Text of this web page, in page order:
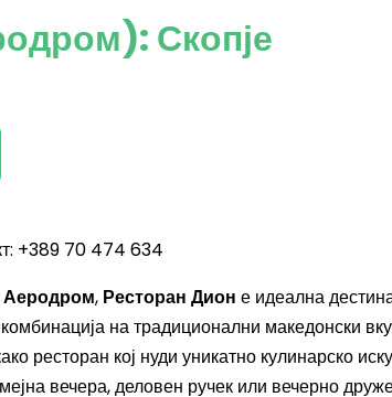
Скопје
+389 70 474 634
Аеродром, Ресторан Дион е идеална
на традиционални македонски
ресторан кој нуди уникатно кулинарско
вечера, деловен ручек или вечерно